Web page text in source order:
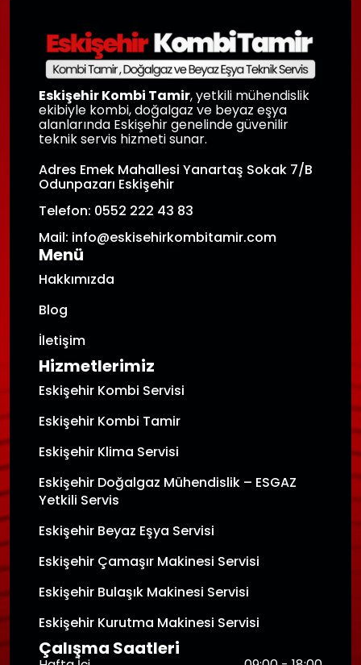
Eskişehir Kombi Tamir, yetkili mühendislik
ekibiyle kombi, doğalgaz ve beyaz eşya
alanlarında Eskişehir genelinde güvenilir
teknik servis hizmeti sunar.
Adres Emek Mahallesi Yanartaş Sokak 7/B
Odunpazarı Eskişehir
Telefon: 0552 222 43 83
Mail: info@eskisehirkombitamir.com
Menü
Hakkımızda
Blog
İletişim
Hizmetlerimiz
Eskişehir Kombi Servisi
Eskişehir Kombi Tamir
Eskişehir Klima Servisi
Eskişehir Doğalgaz Mühendislik – ESGAZ
Yetkili Servis
Eskişehir Beyaz Eşya Servisi
Eskişehir Çamaşır Makinesi Servisi
Eskişehir Bulaşık Makinesi Servisi
Eskişehir Kurutma Makinesi Servisi
Çalışma Saatleri